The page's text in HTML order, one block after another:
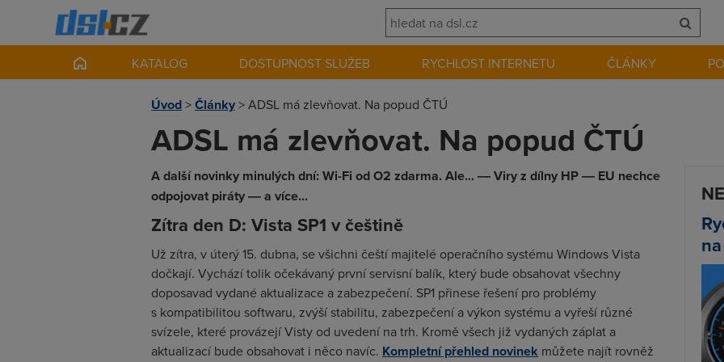
KATALOG DOSTUPNOST SLUŽEB RYCHLOST INTERNETU ČLÁNKY
Úvod>Články>ADSL má zlevňovat. Na popud ČTÚ
ADSL má zlevňovat. Na popud ČTÚ
A další novinky minulých dní: Wi-Fi od O2 zdarma. Ale... ― Viry z dílny HP ― EU nechce
odpojovat piráty ― a více...
Zítra den D: Vista SP1 v češtině
Už zítra, v úterý 15. dubna, se všichni čeští majitelé operačního systému Windows Vista
dočkají. Vychází tolik očekávaný první servisní balík, který bude obsahovat všechny
doposavad vydané aktualizace a zabezpečení. SP1 přinese řešení pro problémy
s kompatibilitou softwaru, zvýší stabilitu, zabezpečení a výkon systému a vyřeší různé
svízele, které provázejí Visty od uvedení na trh. Kromě všech již vydaných záplat a
aktualizací bude obsahovat i něco navíc. Kompletní přehled novinek můžete najít rovněž